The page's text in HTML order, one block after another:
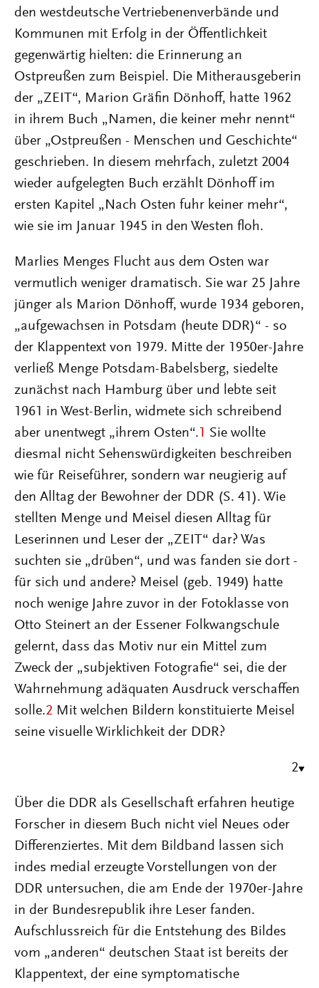
den westdeutsche Vertriebenenverbände und
Kommunen mit Erfolg in der Öffentlichkeit
gegenwärtig hielten: die Erinnerung an
Ostpreußen zum Beispiel. Die Mitherausgeberin
der „ZEIT“, Marion Gräfin Dönhoff, hatte 1962
in ihrem Buch „Namen, die keiner mehr nennt“
über „Ostpreußen - Menschen und Geschichte“
geschrieben. In diesem mehrfach, zuletzt 2004
wieder aufgelegten Buch erzählt Dönhoff im
ersten Kapitel „Nach Osten fuhr keiner mehr“,
wie sie im Januar 1945 in den Westen floh.
Marlies Menges Flucht aus dem Osten war
vermutlich weniger dramatisch. Sie war 25 Jahre
jünger als Marion Dönhoff, wurde 1934 geboren,
„aufgewachsen in Potsdam (heute DDR)“ - so
der Klappentext von 1979. Mitte der 1950er-Jahre
verließ Menge Potsdam-Babelsberg, siedelte
zunächst nach Hamburg über und lebte seit
1961 in West-Berlin, widmete sich schreibend
aber unentwegt „ihrem Osten“. 1 Sie wollte
diesmal nicht Sehenswürdigkeiten beschreiben
wie für Reiseführer, sondern war neugierig auf
den Alltag der Bewohner der DDR (S. 41). Wie
stellten Menge und Meisel diesen Alltag für
Leserinnen und Leser der „ZEIT“ dar? Was
suchten sie „drüben“, und was fanden sie dort -
für sich und andere? Meisel (geb. 1949) hatte
noch wenige Jahre zuvor in der Fotoklasse von
Otto Steinert an der Essener Folkwangschule
gelernt, dass das Motiv nur ein Mittel zum
Zweck der „subjektiven Fotografie“ sei, die der
Wahrnehmung adäquaten Ausdruck verschaffen
solle.2 Mit welchen Bildern konstituierte Meisel
seine visuelle Wirklichkeit der DDR?
2
Über die DDR als Gesellschaft erfahren heutige
Forscher in diesem Buch nicht viel Neues oder
Differenziertes. Mit dem Bildband lassen sich
indes medial erzeugte Vorstellungen von der
DDR untersuchen, die am Ende der 1970er-Jahre
in der Bundesrepublik ihre Leser fanden.
Aufschlussreich für die Entstehung des Bildes
vom „anderen“ deutschen Staat ist bereits der
Klappentext, der eine symptomatische